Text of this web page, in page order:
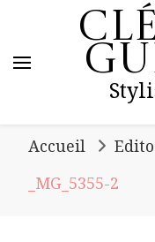
Accueil
_MG_5355-2